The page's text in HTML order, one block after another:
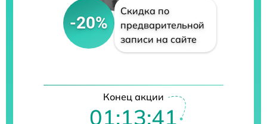
-20%
Скидка по
предварительной
записи на сайте
Конец акции
01:13:40